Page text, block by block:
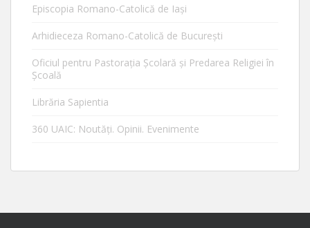
Episcopia Romano-Catolică de Iaşi
Arhidieceza Romano-Catolică de Bucureşti
Oficiul pentru Pastorația Școlară și Predarea Religiei în
Școală
Librăria Sapientia
360 UAIC: Noutăţi. Opinii. Evenimente